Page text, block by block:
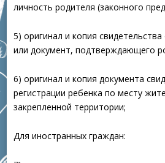
личность родителя (законного
5) оригинал и копия
или документ, подтверждающего
6) оригинал и копия документа
регистрации ребенка по месту
закрепленной территории;
Для иностранных граждан: